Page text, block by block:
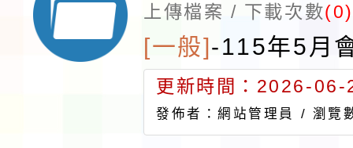
上傳檔案 / 下載次數(0)
[一般]-115年5月
更新時間：2026-
發佈者：網站管理員 / 瀏覽